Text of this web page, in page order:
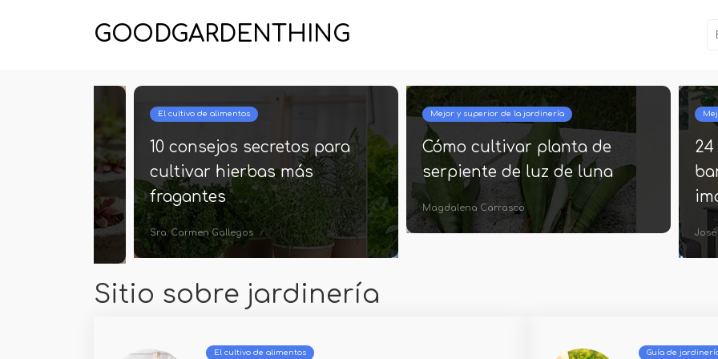
GOODGARDENTHING
El cultivo de alimentos
10 consejos secretos para
cultivar hierbas más
fragantes
Sra. Carmen Gallegos
Mejor y superior de la jardinería
Cómo cultivar planta de
serpiente de luz de luna
Magdalena Carrasco
Sitio sobre jardinería
El cultivo de alimentos Guía de